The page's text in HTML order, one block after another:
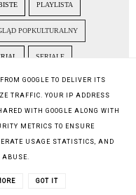
PLAYLISTA
POPKULTURALNY
SERIALE
TELEDYSK TOFIFEST
ZNALEZIONE W SIECI
,
GOOGLE TO DELIVER ITS
TRAFFIC. YOUR IP ADDRESS
WITH GOOGLE ALONG WITH
METRICS TO ENSURE
USAGE STATISTICS, AND
ABUSE.
GOT IT